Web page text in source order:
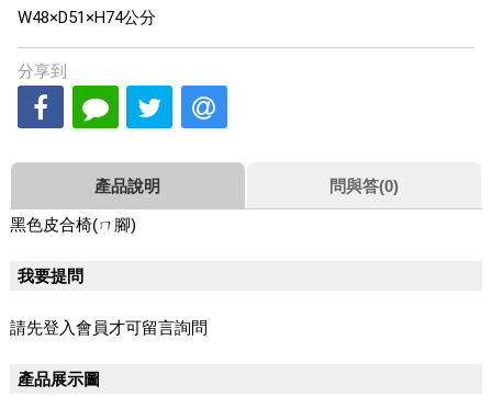
W48×D51×H74公分
分享到
產品說明 問與答(0)
黑色皮合椅(ㄇ腳)
我要提問
請先登入會員才可留言詢問
產品展示圖